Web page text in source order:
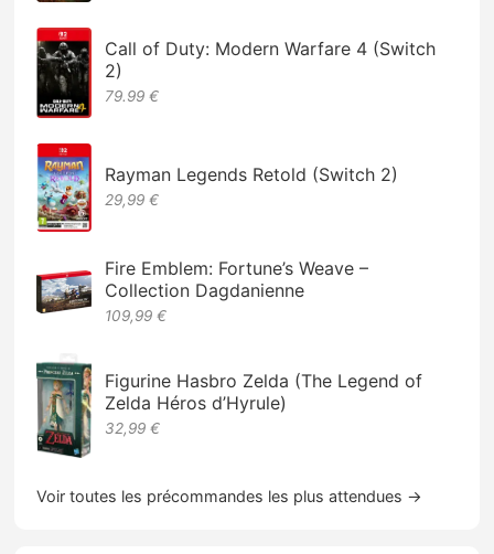
Call of Duty: Modern Warfare 4 (Switch
2)
79.99 €
Rayman Legends Retold (Switch 2)
29,99 €
Fire Emblem: Fortune’s Weave –
Collection Dagdanienne
109,99 €
Figurine Hasbro Zelda (The Legend of
Zelda Héros d’Hyrule)
32,99 €
Voir toutes les précommandes les plus attendues →